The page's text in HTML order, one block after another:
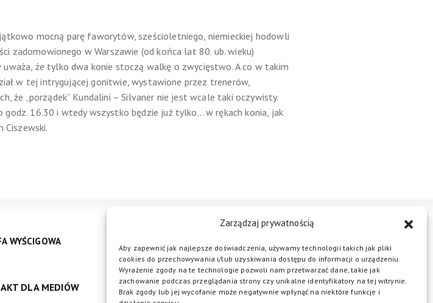
Zarządzaj prywatnością
Aby zapewnić jak najlepsze doświadczenia, używamy technologii takich jak pliki
cookies do przechowywania i/lub uzyskiwania dostępu do informacji o urządzeniu.
Wyrażenie zgody na te technologie pozwoli nam przetwarzać dane, takie jak
zachowanie podczas przeglądania strony czy unikalne identyfikatory na tej witrynie.
Brak zgody lub jej wycofanie może negatywnie wpłynąć na niektóre funkcje i
mocną parę faworytów, sześcioletniego, niemieckiej hodowli
zadomowionego w Warszawie (od końca lat 80. ub. wieku)
że tylko dwa konie stoczą walkę o zwycięstwo. A co w takim
w tej intrygującej gonitwie, wystawione przez trenerów,
że „porządek” Kundalini – Silvaner nie jest wcale taki oczywisty.
16.30 i wtedy wszystko będzie już tylko… w rękach konia, jak
Ciszewski.
WYŚCIGOWA
DLA MEDIÓW DOŁĄCZ DO NAS